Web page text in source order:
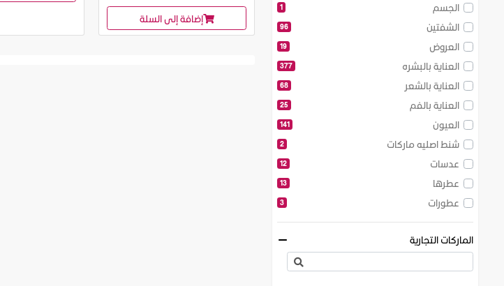
الجسم 1
الشفتين 96
العروض 19
العناية بالبشره 377
العناية بالشعر 68
العناية بالفم 25
العيون 141
شنط اصليه ماركات 2
عدسات 12
عطرها 13
عطورات 3
عطوزات نسائيه 12
فرشاة البودرة 4 الماركات التجارية
إضافة إلى السلة